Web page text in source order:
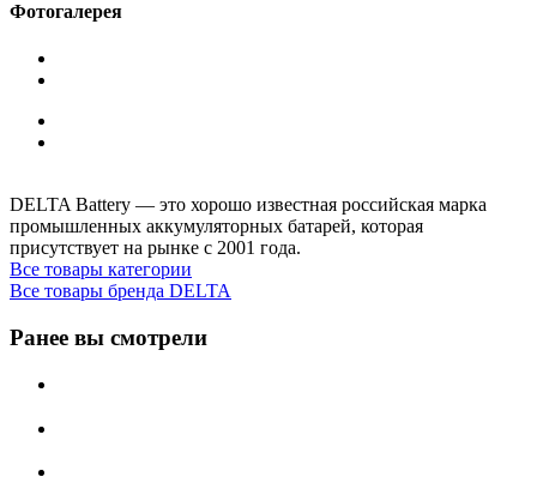
Фотогалерея
DELTA Battery — это хорошо известная российская марка
промышленных аккумуляторных батарей, которая
присутствует на рынке с 2001 года.
Все товары категории
Все товары бренда DELTA
Ранее вы смотрели